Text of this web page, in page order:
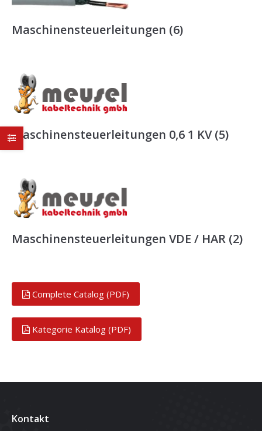
Maschinensteuerleitungen (6)
Maschinensteuerleitungen 0,6 1 KV(5)
Maschinensteuerleitungen VDE / HAR (2)
Complete Catalog (PDF)
Kategorie Katalog (PDF)
Kontakt